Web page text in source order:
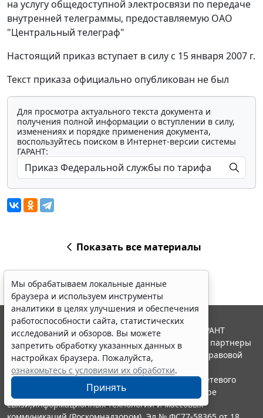
на услугу общедоступной электросвязи по передаче
внутренней телеграммы, предоставляемую ОАО
"Центральный телеграф"
Настоящий приказ вступает в силу с 15 января 2007 г.
Текст приказа официально опубликован не был
Для просмотра актуального текста документа и
получения полной информации о вступлении в силу,
изменениях и порядке применения документа,
воспользуйтесь поиском в Интернет-версии системы
ГАРАНТ:
Показать все материалы
Мы обрабатываем локальные данные
браузера и используем инструменты
аналитики в целях улучшения и обеспечения
работоспособности сайта, статистических
исследований и обзоров. Вы можете
запретить обработку указанных данных в
настройках браузера. Пожалуйста,
ознакомьтесь с условиями их обработки.
Принять
© ООО "НПП "ГАРАНТ-СЕРВИС", 2026. Система ГАРАНТ
выпускается с 1990 года. Компания "Гарант" и ее партнеры
являются участниками Российской ассоциации правовой
информации ГАРАНТ.
Портал ГАРАНТ.РУ зарегистрирован в качестве сетевого
издания Федеральной службой по надзору в сфере
связи,информационных технологий и массовых